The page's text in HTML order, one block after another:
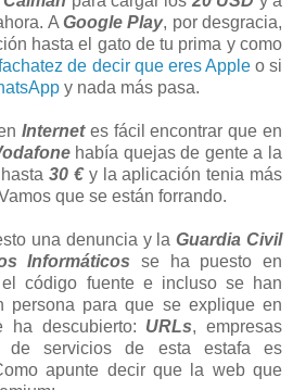
AGoogle Play, por desgracia,
hasta el gato de tu prima y como
de decir que eres Appleo si
y nada más pasa.
Internetes fácil encontrar que en
había quejas de gente a la
hasta30 €y la aplicación tenia más
que se están forrando.
una denuncia y laGuardia Civil
Informáticos se ha puesto en
código fuente e incluso se han
persona para que se explique en
descubierto: URLs, empresas
servicios de esta estafa es
apunte decir que la web que